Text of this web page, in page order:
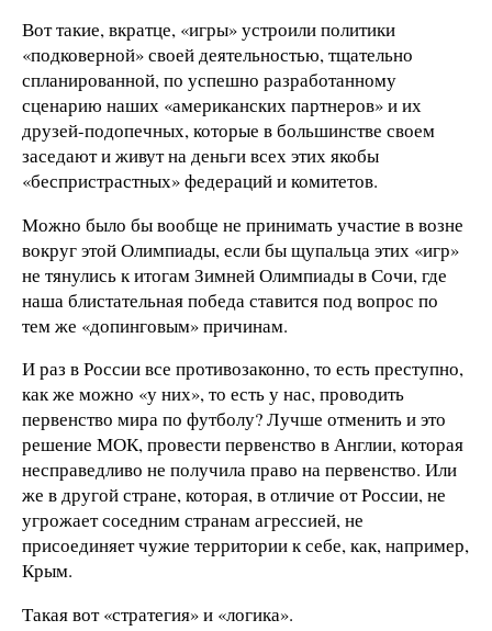
Вот такие, вкратце, «игры» устроили политики
«подковерной» своей деятельностью, тщательно
спланированной, по успешно разработанному
сценарию наших «американских партнеров» и их
друзей-подопечных, которые в большинстве своем
заседают и живут на деньги всех этих якобы
«беспристрастных» федераций и комитетов.
Можно было бы вообще не принимать участие в возне
вокруг этой Олимпиады, если бы щупальца этих «игр»
не тянулись к итогам Зимней Олимпиады в Сочи, где
наша блистательная победа ставится под вопрос по
тем же «допинговым» причинам.
И раз в России все противозаконно, то есть преступно,
как же можно «у них», то есть у нас, проводить
первенство мира по футболу? Лучше отменить и это
решение МОК, провести первенство в Англии, которая
несправедливо не получила право на первенство. Или
же в другой стране, которая, в отличие от России, не
угрожает соседним странам агрессией, не
присоединяет чужие территории к себе, как, например,
Крым.
Такая вот «стратегия» и «логика».